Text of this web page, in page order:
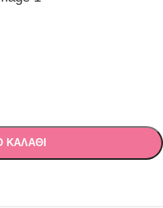
ΚΑΛΆΘΙ